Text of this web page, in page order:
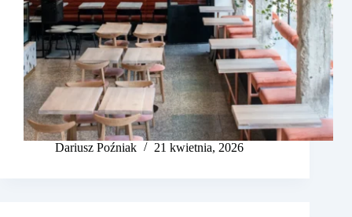
Dariusz Poźniak 21 kwietnia, 2026